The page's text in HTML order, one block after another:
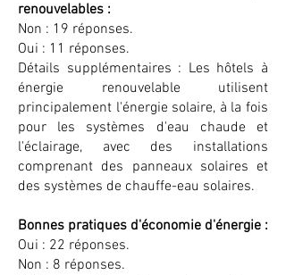
renouvelables :
Non : 19 réponses.
Oui : 11 réponses.
Détails supplémentaires : Les hôtels à
énergie renouvelable utilisent
principalement l'énergie solaire, à la fois
pour les systèmes d'eau chaude et
l'éclairage, avec des installations
comprenant des panneaux solaires et
des systèmes de chauffe-eau solaires.
Bonnes pratiques d'économie d'énergie :
Oui : 22 réponses.
Non : 8 réponses.